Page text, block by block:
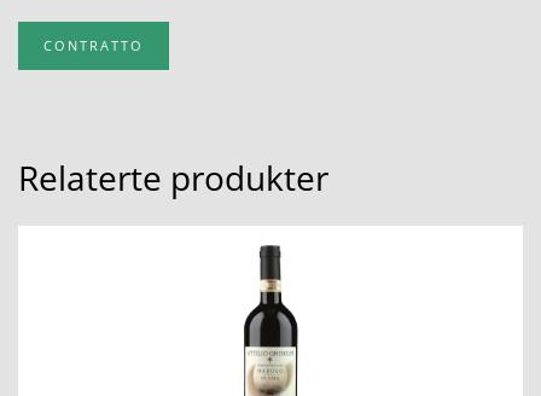
CONTRATTO
Relaterte produkter